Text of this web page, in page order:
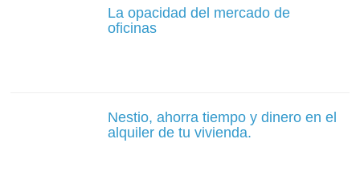
La opacidad del mercado de
oficinas
Nestio, ahorra tiempo y dinero en el
alquiler de tu vivienda.